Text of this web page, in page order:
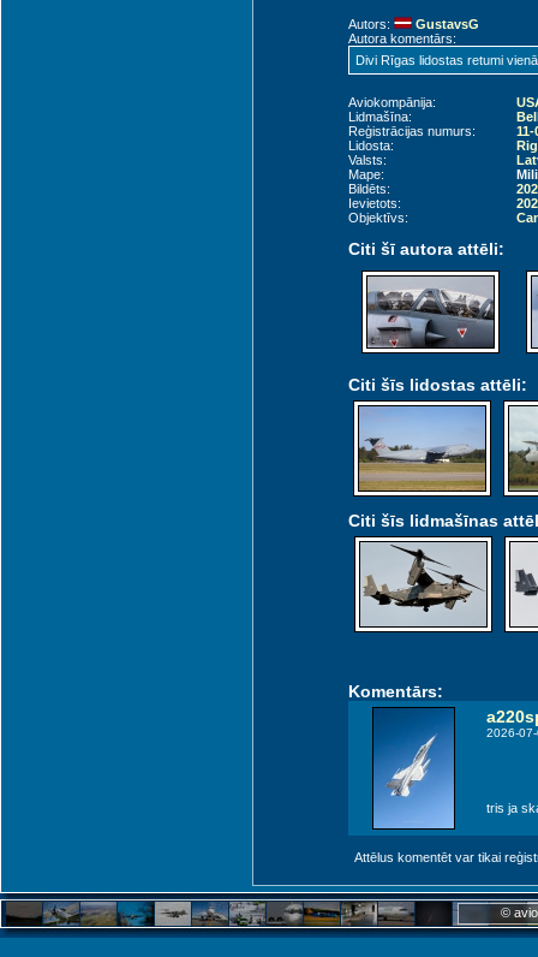
Autors:
GustavsG
Autora komentārs:
Divi Rīgas lidostas retumi
Aviokompānija:
Lidmašīna:
Reģistrācijas numurs:
11-
Lidosta:
Valsts:
Mape:
Bildēts:
Ievietots:
Objektīvs:
Citi šī autora attēli:
Citi šīs lidostas attēli:
Citi šīs lidmašīnas
Komentārs:
2026-
tris ja
Attēlus komentēt var tikai
©